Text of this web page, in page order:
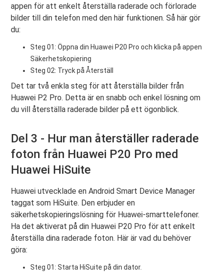
appen för att enkelt återställa raderade och förlorade
bilder till din telefon med den här funktionen. Så här gör
du:
Steg 01: Öppna din Huawei P20 Pro och klicka på appen
Säkerhetskopiering
Steg 02: Tryck på Återställ
Det tar två enkla steg för att återställa bilder från
Huawei P2 Pro. Detta är en snabb och enkel lösning om
du vill återställa raderade bilder på ett ögonblick.
Del 3 - Hur man återställer raderade
foton från Huawei P20 Pro med
Huawei HiSuite
Huawei utvecklade en Android Smart Device Manager
taggat som HiSuite. Den erbjuder en
säkerhetskopieringslösning för Huawei-smarttelefoner.
Ha det aktiverat på din Huawei P20 Pro för att enkelt
återställa dina raderade foton. Här är vad du behöver
göra:
Steg 01: Starta HiSuite på din dator.